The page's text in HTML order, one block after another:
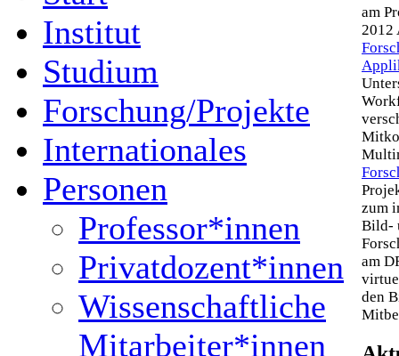
Institut
Studium
Forschung/Projekte
Internationales
Personen
Professor*innen
Privatdozent*innen
Wissenschaftliche
Mitarbeiter*innen
am
2012
zum
Bild-
am
den